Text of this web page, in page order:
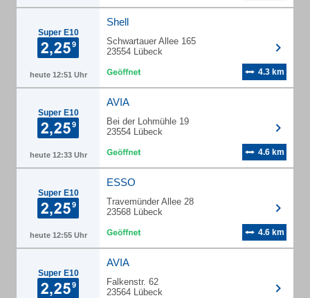
Super E10
heute 12:51 Uhr
Shell
Schwartauer Allee 165
23554 Lübeck
4.3 km
Super E10
heute 12:33 Uhr
AVIA
Bei der Lohmühle 19
23554 Lübeck
4.6 km
Super E10
heute 12:55 Uhr
ESSO
Travemünder Allee 28
23568 Lübeck
4.6 km
Super E10
AVIA
Falkenstr. 62
23564 Lübeck